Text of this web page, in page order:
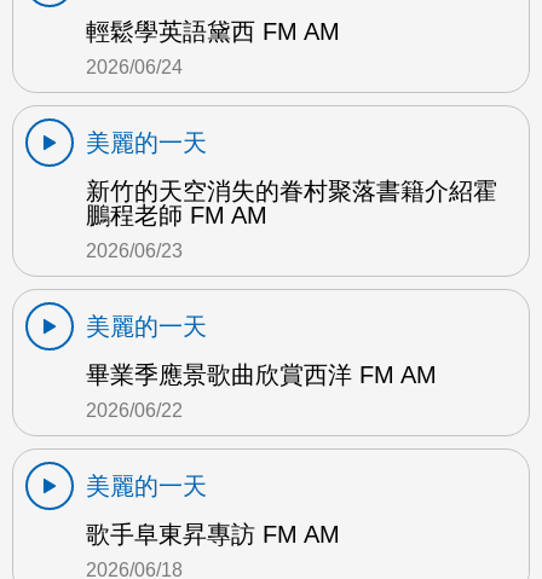
輕鬆學英語黛西 FM AM
2026/06/24
美麗的一天
新竹的天空消失的眷村聚落書籍介紹霍
鵬程老師 FM AM
2026/06/23
美麗的一天
畢業季應景歌曲欣賞西洋 FM AM
2026/06/22
美麗的一天
歌手阜東昇專訪 FM AM
2026/06/18